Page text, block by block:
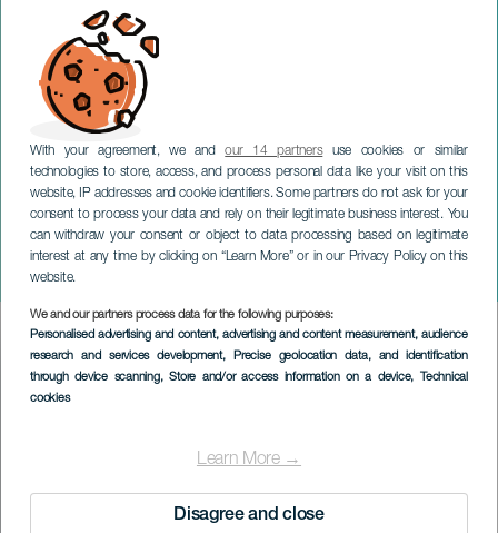
With your agreement, we andour 14 partnersuse cookies or similar
technologies to store, access, and process personal data like your visit on this
website, IP addresses and cookie identifiers. Some partners do not ask for your
consent to process your data and rely on their legitimate business interest. You
can withdraw your consent or object to data processing based on legitimate
interest at any time by clicking on “Learn More” or in our Privacy Policy on this
website.
We and our partners process data for the following purposes:
Personalised advertising and content, advertising and content measurement, audience
research and services development, Precise geolocation data, and identification
through device scanning, Store and/or access information on a device, Technical
cookies
Learn More →
Disagree and close
Joaquín Sabina: Contra
todo Pronóstico
TENERIFE
Imagen
Listado